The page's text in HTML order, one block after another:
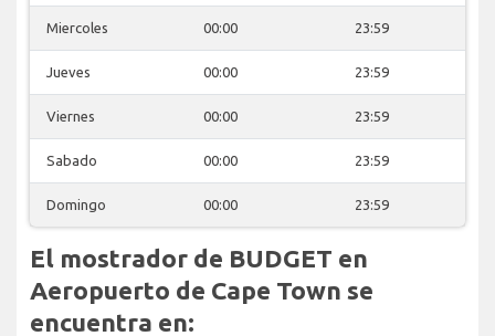
Miercoles 00:00 23:59
Jueves 00:00 23:59
Viernes 00:00 23:59
Sabado 00:00 23:59
Domingo 00:00 23:59
El mostrador de BUDGET en
Aeropuerto de Cape Town se
encuentra en: